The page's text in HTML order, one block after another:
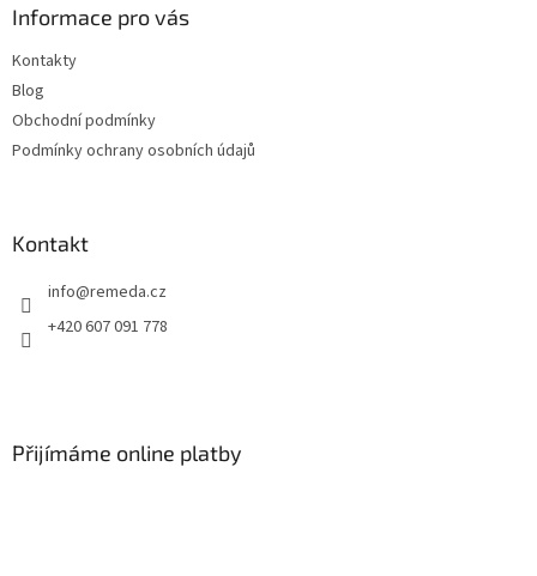
Informace pro vás
Kontakty
Blog
Obchodní podmínky
Podmínky ochrany osobních údajů
Kontakt
info@remeda.cz
+420 607 091 778
Přijímáme online platby